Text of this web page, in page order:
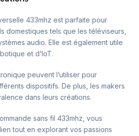
433mhz est parfaite pour
domestiques tels que les téléviseurs,
audio. Elle est également utile
et d’IoT.
peuvent l’utiliser pour
dispositifs. De plus, les makers
dans leurs créations.
sans fil 433mhz, vous
tout en explorant vos passions